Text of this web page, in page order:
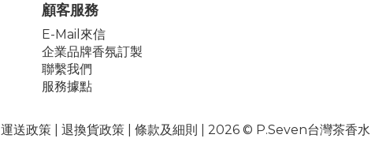
顧客服務
E-Mail來信
企業品牌香氛訂製
聯繫我們
服務據點
運送政策| 退換貨政策| 條款及細則 | 2026 © P.Seven台灣茶香水